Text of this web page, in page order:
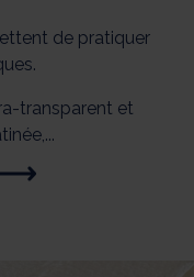
de pratiquer
transparent et